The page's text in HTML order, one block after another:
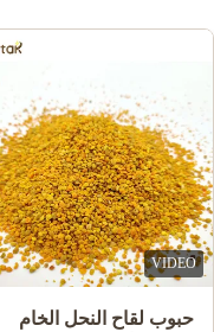
I
Iker Porse Dalas
me encantan los productos
VIDEO
حبوب لقاح النحل الخام